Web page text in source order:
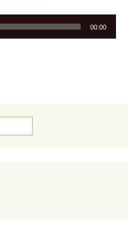
00:00